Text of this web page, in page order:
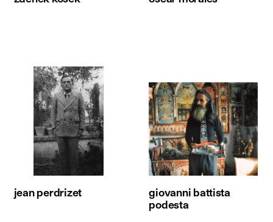
jean perdrizet
giovanni battista
podesta